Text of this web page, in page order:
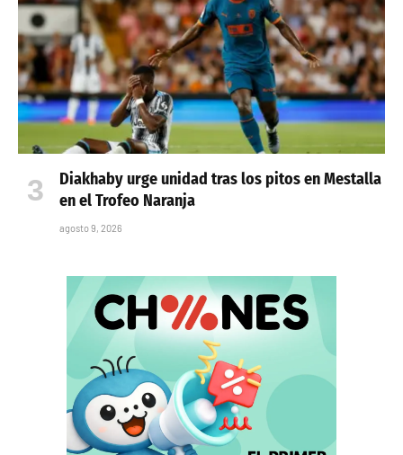
Diakhaby urge unidad tras los pitos en Mestalla
en el Trofeo Naranja
agosto 9, 2026